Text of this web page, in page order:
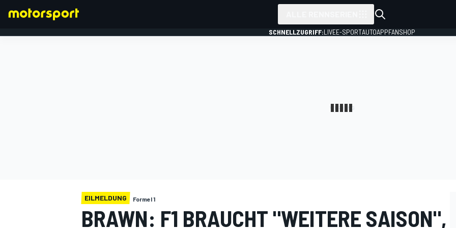
SCHNELLZUGRIFF:LIVEE-SPORTAUTOAPPFANSHOP
EILMELDUNG Formel 1
BRAWN: F1 BRAUCHT "WEITERE SAISON",